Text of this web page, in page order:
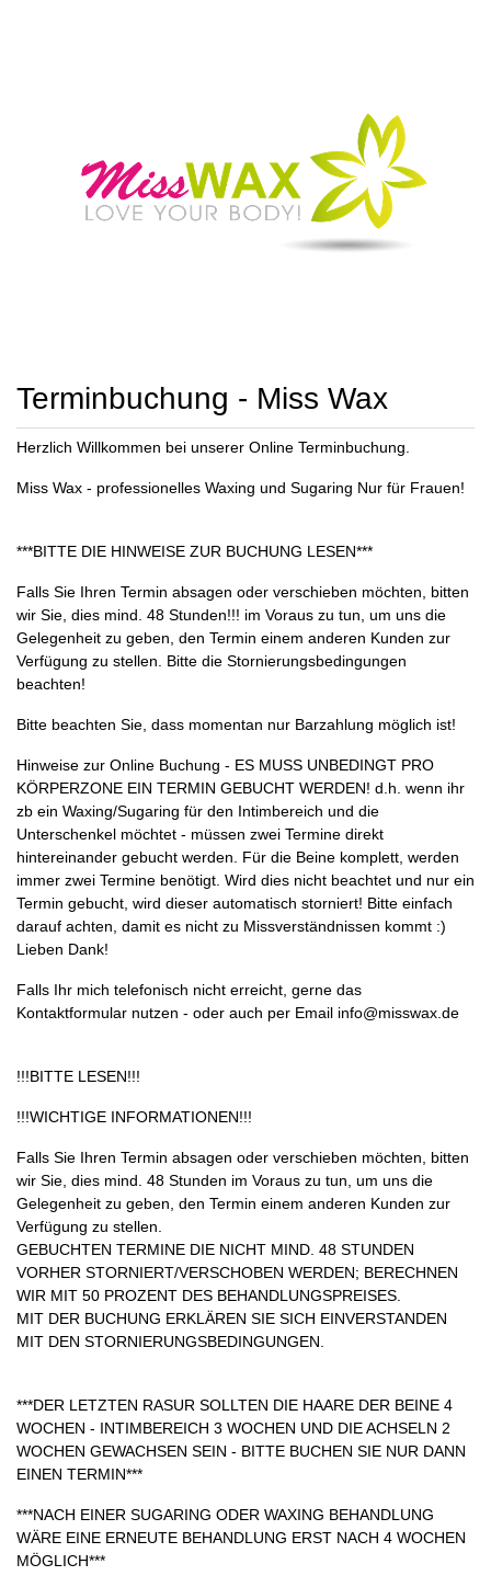
Terminbuchung - Miss Wax
Herzlich Willkommen bei unserer Online Terminbuchung.
Miss Wax - professionelles Waxing und Sugaring Nur für Frauen!
***BITTE DIE HINWEISE ZUR BUCHUNG LESEN***
Falls Sie Ihren Termin absagen oder verschieben möchten, bitten
wir Sie, dies mind. 48 Stunden!!! im Voraus zu tun, um uns die
Gelegenheit zu geben, den Termin einem anderen Kunden zur
Verfügung zu stellen. Bitte die Stornierungsbedingungen
beachten!
Bitte beachten Sie, dass momentan nur Barzahlung möglich ist!
Hinweise zur Online Buchung - ES MUSS UNBEDINGT PRO
KÖRPERZONE EIN TERMIN GEBUCHT WERDEN! d.h. wenn ihr
zb ein Waxing/Sugaring für den Intimbereich und die
Unterschenkel möchtet - müssen zwei Termine direkt
hintereinander gebucht werden. Für die Beine komplett, werden
immer zwei Termine benötigt. Wird dies nicht beachtet und nur ein
Termin gebucht, wird dieser automatisch storniert! Bitte einfach
darauf achten, damit es nicht zu Missverständnissen kommt :)
Lieben Dank!
Falls Ihr mich telefonisch nicht erreicht, gerne das
Kontaktformular nutzen - oder auch per Email info@misswax.de
!!!BITTE LESEN!!!
!!!WICHTIGE INFORMATIONEN!!!
Falls Sie Ihren Termin absagen oder verschieben möchten, bitten
wir Sie, dies mind. 48 Stunden im Voraus zu tun, um uns die
Gelegenheit zu geben, den Termin einem anderen Kunden zur
Verfügung zu stellen.
GEBUCHTEN TERMINE DIE NICHT MIND. 48 STUNDEN
VORHER STORNIERT/VERSCHOBEN WERDEN; BERECHNEN
WIR MIT 50 PROZENT DES BEHANDLUNGSPREISES.
MIT DER BUCHUNG ERKLÄREN SIE SICH EINVERSTANDEN
MIT DEN STORNIERUNGSBEDINGUNGEN.
***DER LETZTEN RASUR SOLLTEN DIE HAARE DER BEINE 4
WOCHEN - INTIMBEREICH 3 WOCHEN UND DIE ACHSELN 2
WOCHEN GEWACHSEN SEIN - BITTE BUCHEN SIE NUR DANN
EINEN TERMIN***
***NACH EINER SUGARING ODER WAXING BEHANDLUNG
WÄRE EINE ERNEUTE BEHANDLUNG ERST NACH 4 WOCHEN
MÖGLICH***